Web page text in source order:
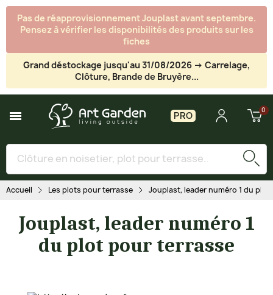
Pas de réapprovisionnement Jouplast avant septembre.
Pensez à vérifier les disponibilités des produits sur les
fiches
Grand déstockage jusqu'au 31/08/2026 -> Carrelage,
Clôture, Brande de Bruyère...
PRO
Accueil Les plots pour terrasse Jouplast, leader numéro 1 du
Jouplast, leader numéro 1
du plot pour terrasse